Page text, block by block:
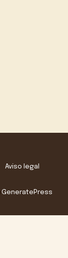
Aviso legal
GeneratePress